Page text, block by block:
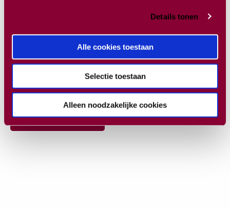
Details tonen
Alle cookies toestaan
Selectie toestaan
Alleen noodzakelijke cookies
Load more
View full portfolio